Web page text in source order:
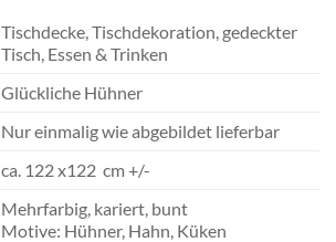
Tischdecke, Tischdekoration, gedeckter
Tisch, Essen & Trinken
Glückliche Hühner
Nur einmalig wie abgebildet lieferbar
ca. 122 x122 cm +/-
Mehrfarbig, kariert, bunt
Motive: Hühner, Hahn, Küken